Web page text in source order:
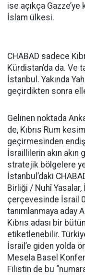
ise açıkça Gazze’ye
İslam ülkesi.
CHABAD sadece
Kürdistan’da da. Ve
İstanbul. Yakında
geçirdikten sonra
Gelinen noktada
de, Kıbrıs Rum
geçirmesinden
İsraillilerin akın akın
stratejik bölgelere
İstanbul’daki
Birliği / Nuhî Yasalar,
çerçevesinde İsrail
tanımlanmaya aday
Kıbrıs adası bir
etiketlenebilir.
İsrail’e giden yolda
Mesela Basel
Filistin de bu